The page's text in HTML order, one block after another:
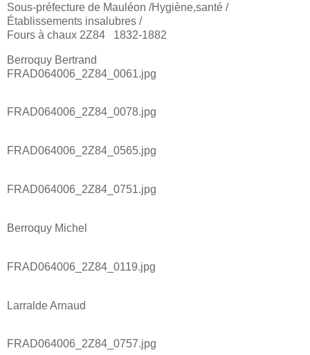
Sous-préfecture de Mauléon /Hygiène,santé /
Établissements insalubres /
Fours à chaux 2Z84 1832-1882
Berroquy Bertrand
FRAD064006_2Z84_0061.jpg
FRAD064006_2Z84_0078.jpg
FRAD064006_2Z84_0565.jpg
FRAD064006_2Z84_0751.jpg
Berroquy Michel
FRAD064006_2Z84_0119.jpg
Larralde Arnaud
FRAD064006_2Z84_0757.jpg